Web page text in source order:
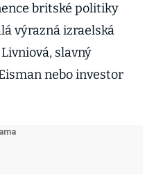
britské politiky
výrazná izraelská
slavný
nebo investor